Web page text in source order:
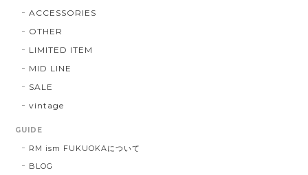
ACCESSORIES
OTHER
LIMITED ITEM
MID LINE
SALE
vintage
GUIDE
RM ism FUKUOKAについて
BLOG